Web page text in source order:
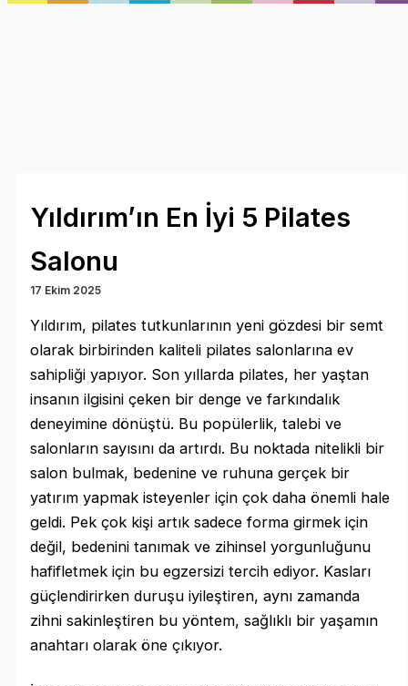
Yıldırım’ın En İyi 5 Pilates
Salonu
17 Ekim 2025
Yıldırım, pilates tutkunlarının yeni gözdesi bir semt
olarak birbirinden kaliteli pilates salonlarına ev
sahipliği yapıyor. Son yıllarda pilates, her yaştan
insanın ilgisini çeken bir denge ve farkındalık
deneyimine dönüştü. Bu popülerlik, talebi ve
salonların sayısını da artırdı. Bu noktada nitelikli bir
salon bulmak, bedenine ve ruhuna gerçek bir
yatırım yapmak isteyenler için çok daha önemli hale
geldi. Pek çok kişi artık sadece forma girmek için
değil, bedenini tanımak ve zihinsel yorgunluğunu
hafifletmek için bu egzersizi tercih ediyor. Kasları
güçlendirirken duruşu iyileştiren, aynı zamanda
zihni sakinleştiren bu yöntem, sağlıklı bir yaşamın
anahtarı olarak öne çıkıyor.